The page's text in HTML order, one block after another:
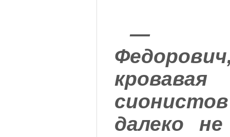
—
далеко